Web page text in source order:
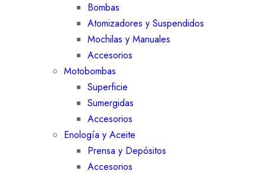
Bombas
Atomizadores y Suspendidos
Mochilas y Manuales
Accesorios
Motobombas
Superficie
Sumergidas
Accesorios
Enología y Aceite
Prensa y Depósitos
Accesorios